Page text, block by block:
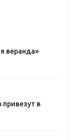
веранда»
в